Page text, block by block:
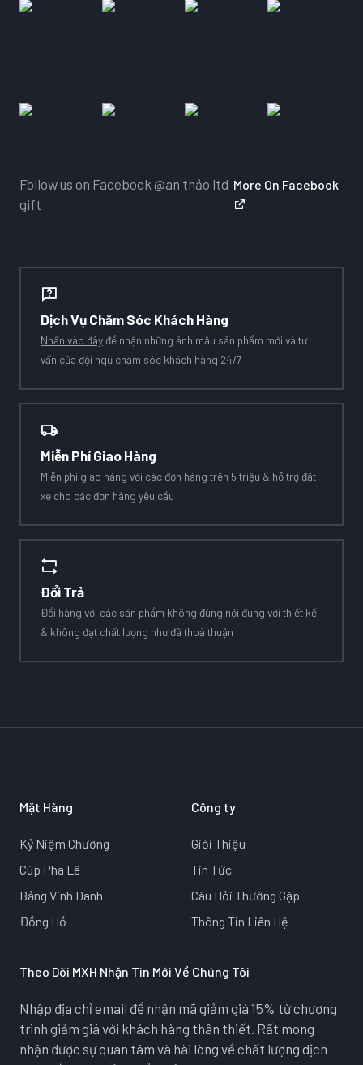
Follow us on Facebook @an thảo ltd
gift
More On Facebook
Dịch Vụ Chăm Sóc Khách Hàng
Nhấn vào đây để nhận những ảnh mẫu sản phẩm mới và tư
vấn của đội ngũ chăm sóc khách hàng 24/7
Miễn Phí Giao Hàng
Miễn phí giao hàng với các đơn hàng trên 5 triệu & hỗ trợ đặt
xe cho các đơn hàng yêu cầu
Đổi Trả
Đổi hàng với các sản phẩm không đúng nội đúng với thiết kế
& không đạt chất lượng như đã thoả thuận
Mặt Hàng
Kỷ Niệm Chương
Cúp Pha Lê
Bảng Vinh Danh
Đồng Hồ
Công ty
Giới Thiệu
Tin Tức
Câu Hỏi Thường Gặp
Thông Tin Liên Hệ
Theo Dõi MXH Nhận Tin Mới Về Chúng Tôi
Nhập địa chỉ email để nhận mã giảm giá 15% từ chương
trình giảm giá với khách hàng thân thiết. Rất mong
nhận được sự quan tâm và hài lòng về chất lượng dịch